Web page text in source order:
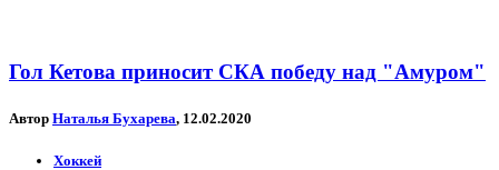
Гол Кетова приносит СКА победу над "Амуром"
Автор Наталья Бухарева, 12.02.2020
Хоккей